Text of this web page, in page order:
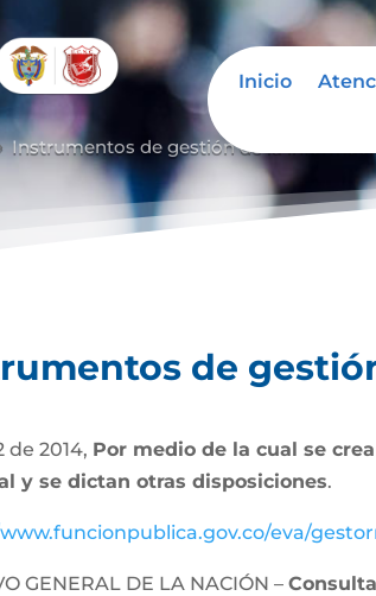
Inicio
Instrumentos de gestión de la
de
de 2014, Por medio de la cual se
y se dictan otras disposiciones.
eva/
GENERAL DE LA NACIÓN –